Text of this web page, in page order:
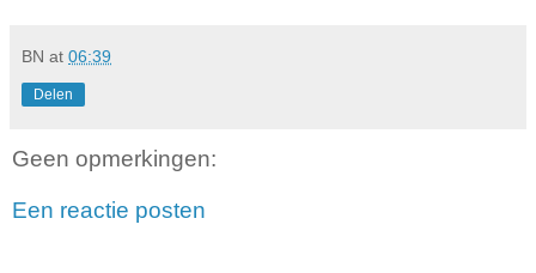
BN at 06:39
Delen
Geen opmerkingen:
Een reactie posten